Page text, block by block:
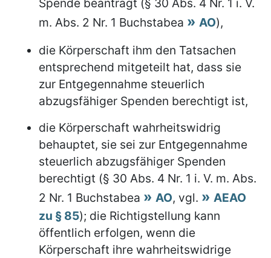
m. Abs. 2 Nr. 1 Buchstabea
AO),
die Körperschaft ihm den Tatsachen
entsprechend mitgeteilt hat, dass sie
zur Entgegennahme steuerlich
abzugsfähiger Spenden berechtigt ist,
die Körperschaft wahrheitswidrig
behauptet, sie sei zur Entgegennahme
steuerlich abzugsfähiger Spenden
berechtigt (§ 30 Abs. 4 Nr. 1 i. V. m. Abs.
2 Nr. 1 Buchstabea
AO, vgl.
AEAO
zu § 85); die Richtigstellung kann
öffentlich erfolgen, wenn die
Körperschaft ihre wahrheitswidrige